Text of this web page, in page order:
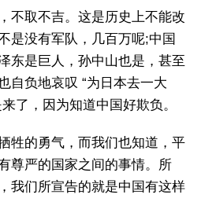
不取不吉。这是历史上不能改
是没有军队，几百万呢;中国
东是巨人，孙中山也是，甚至
自负地哀叹 “为日本去一大
了，因为知道中国好欺负。
牲的勇气，而我们也知道，平
尊严的国家之间的事情。所
我们所宣告的就是中国有这样